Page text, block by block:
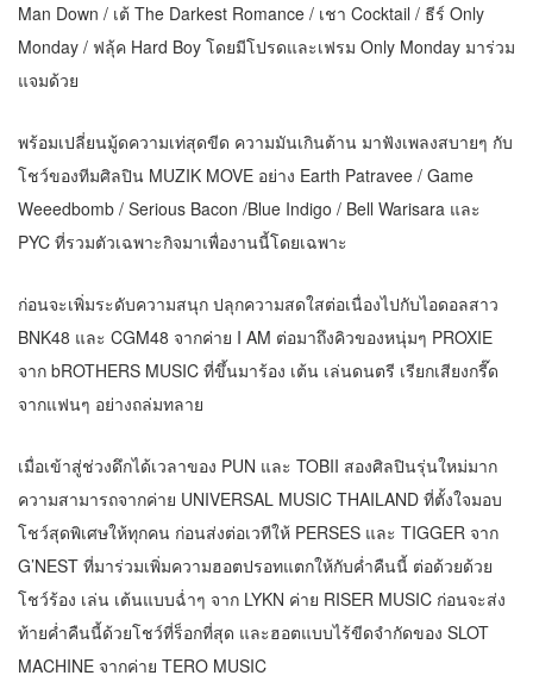
Man Down / เต้ The Darkest Romance / เชา Cocktail / ธีร์ Only
Monday / ฟลุ้ค Hard Boy โดยมีโปรดและเฟรม Only Monday มาร่วม
แจมด้วย
พร้อมเปลี่ยนมู้ดความเท่สุดขีด ความมันเกินต้าน มาฟังเพลงสบายๆ กับ
โชว์ของทีมศิลปิน MUZIK MOVE อย่าง Earth Patravee / Game
Weeedbomb / Serious Bacon /Blue Indigo / Bell Warisara และ
PYC ที่รวมตัวเฉพาะกิจมาเพื่องานนี้โดยเฉพาะ
ก่อนจะเพิ่มระดับความสนุก ปลุกความสดใสต่อเนื่องไปกับไอดอลสาว
BNK48 และ CGM48 จากค่าย I AM ต่อมาถึงคิวของหนุ่มๆ PROXIE
จาก bROTHERS MUSIC ที่ขึ้นมาร้อง เต้น เล่นดนตรี เรียกเสียงกรี๊ด
จากแฟนๆ อย่างถล่มทลาย
เมื่อเข้าสู่ช่วงดึกได้เวลาของ PUN และ TOBII สองศิลปินรุ่นใหม่มาก
ความสามารถจากค่าย UNIVERSAL MUSIC THAILAND ที่ตั้งใจมอบ
โชว์สุดพิเศษให้ทุกคน ก่อนส่งต่อเวทีให้ PERSES และ TIGGER จาก
G’NEST ที่มาร่วมเพิ่มความฮอตปรอทแตกให้กับค่ำคืนนี้ ต่อด้วยด้วย
โชว์ร้อง เล่น เต้นแบบฉ่ำๆ จาก LYKN ค่าย RISER MUSIC ก่อนจะส่ง
ท้ายค่ำคืนนี้ด้วยโชว์ที่ร็อกที่สุด และฮอตแบบไร้ขีดจำกัดของ SLOT
MACHINE จากค่าย TERO MUSIC